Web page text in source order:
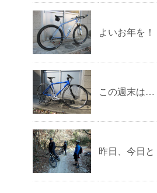
よいお年を！
この週末は…
昨日、今日と